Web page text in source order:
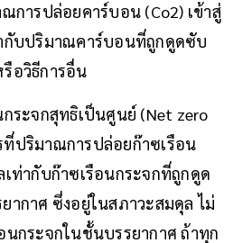
การปล่อยคาร์บอน (Co2) เข้าสู่
กับปริมาณคาร์บอนที่ถูกดูดซับ
อวิธีการอื่น
ระจกสุทธิเป็นศูนย์ (Net zero
ที่ปริมาณการปล่อยก๊าซเรือน
ท่ากับก๊าซเรือนกระจกที่ถูกดูด
ากาศ ซึ่งอยู่ในสภาวะสมดุล ไม่
นกระจกในชั้นบรรยากาศ ถ้าทุก